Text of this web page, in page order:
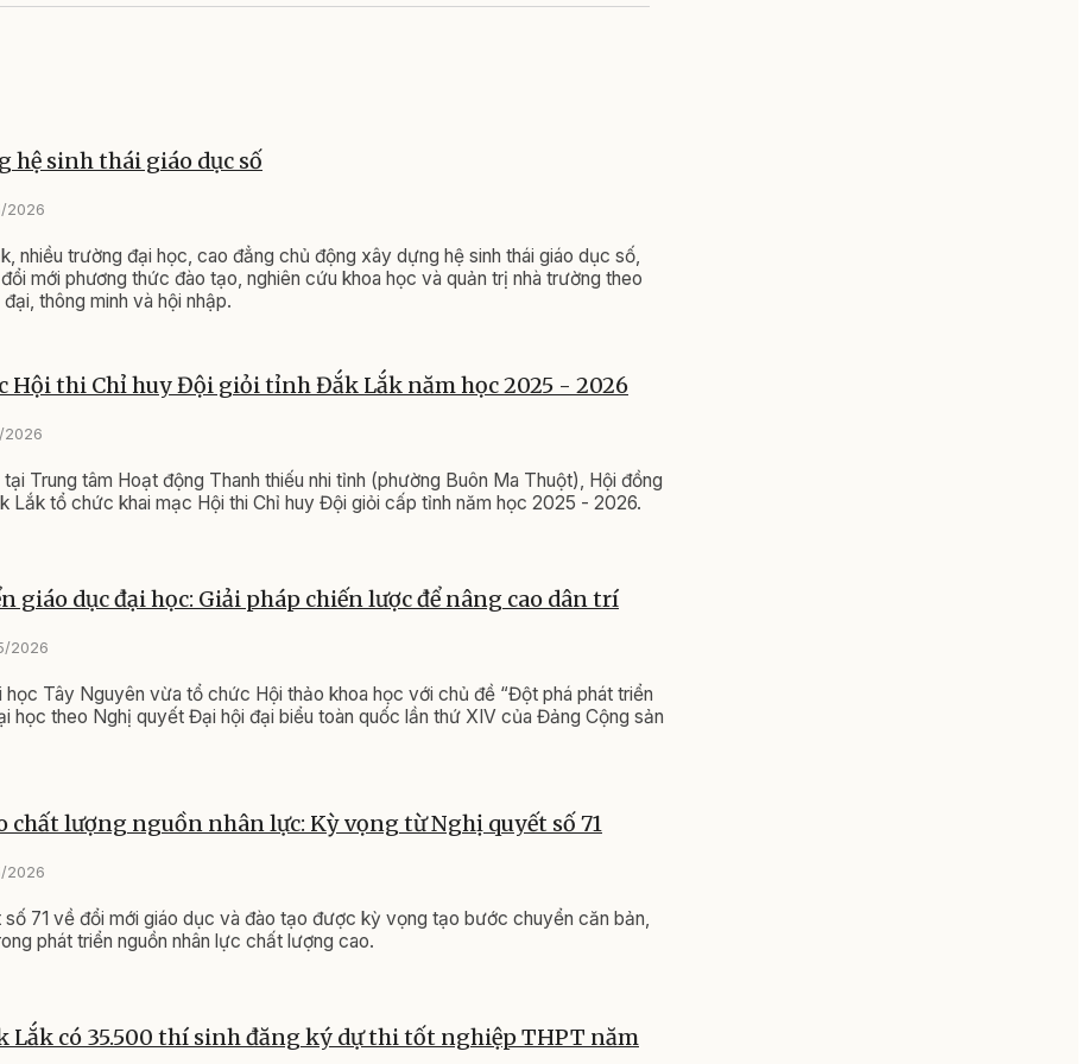
hệ sinh thái giáo dục số
2026
nhiều trường đại học, cao đẳng chủ động xây dựng hệ sinh thái giáo dục số,
mới phương thức đào tạo, nghiên cứu khoa học và quản trị nhà trường theo
thông minh và hội nhập.
Hội thi Chỉ huy Đội giỏi tỉnh Đắk Lắk năm học 2025 - 2026
2026
Trung tâm Hoạt động Thanh thiếu nhi tỉnh (phường Buôn Ma Thuột), Hội đồng
Lắk tổ chức khai mạc Hội thi Chỉ huy Đội giỏi cấp tỉnh năm học 2025 - 2026.
giáo dục đại học: Giải pháp chiến lược để nâng cao dân trí
2026
học Tây Nguyên vừa tổ chức Hội thảo khoa học với chủ đề “Đột phá phát triển
học theo Nghị quyết Đại hội đại biểu toàn quốc lần thứ XIV của Đảng Cộng sản
chất lượng nguồn nhân lực: Kỳ vọng từ Nghị quyết số 71
2026
số 71 về đổi mới giáo dục và đào tạo được kỳ vọng tạo bước chuyển căn bản,
phát triển nguồn nhân lực chất lượng cao.
Lắk có 35.500 thí sinh đăng ký dự thi tốt nghiệp THPT năm